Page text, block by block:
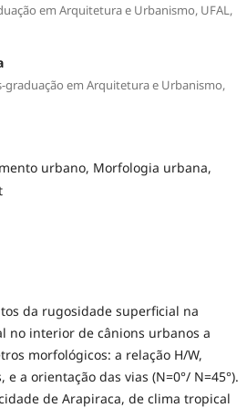
em Arquitetura e Urbanismo, UFAL,
em Arquitetura e Urbanismo,
urbano, Morfologia urbana,
da rugosidade superficial na
no interior de cânions urbanos a
morfológicos: a relação H/W,
a orientação das vias (N=0°/ N=45°).
de Arapiraca, de clima tropical